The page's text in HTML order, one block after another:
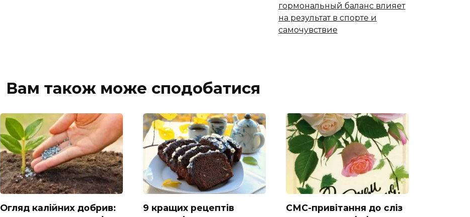
гормональный баланс влияет
на результат в спорте и
самочувствие
Вам також може сподобатися
Огляд калійних добрив:
9 кращих рецептів
СМС-привітання до сліз